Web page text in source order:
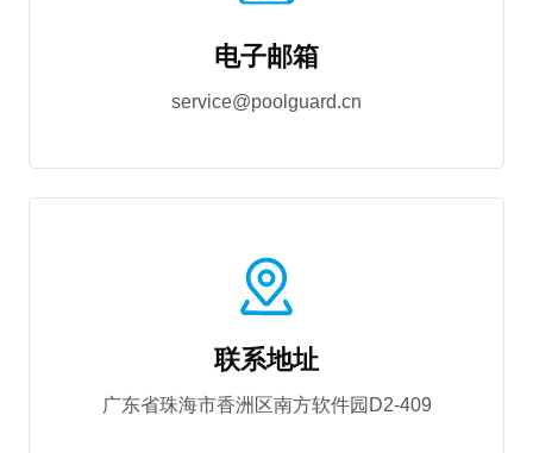
电子邮箱
service@poolguard.cn
联系地址
广东省珠海市香洲区南方软件园D2-409